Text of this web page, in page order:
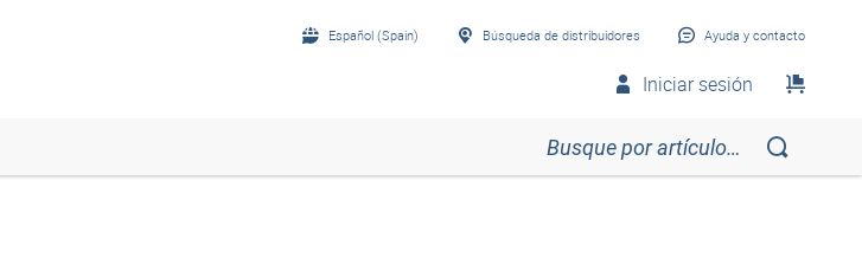
Español (Spain) Búsqueda de distribuidores Ayuda y contacto
Iniciar sesión